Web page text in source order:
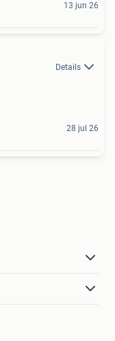
13 jun 26
Details
28 jul 26